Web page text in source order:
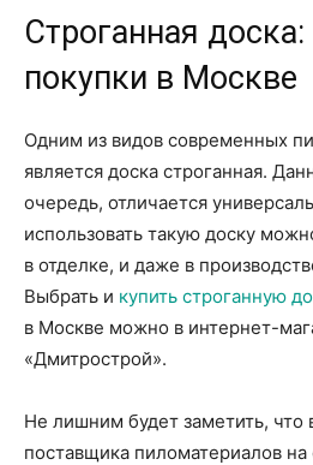
Строганная
покупки в Москве
Одним из видов современных
является доска строганная.
очередь, отличается
использовать такую доску
в отделке, и даже в
Выбрать и купить строганную
в Москве можно в интернет-
«Дмитрострой».
Не лишним будет заметить, что
поставщика пиломатериалов